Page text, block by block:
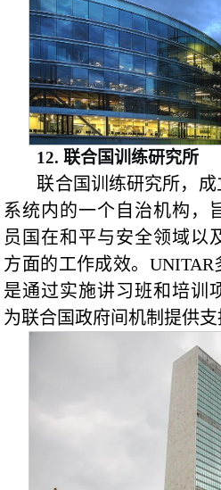
12.联合国训练研究所
联合国训练研究所，成
系统内的一个自治机构，
员国在和平与安全领域以
方面的工作成效。
是通过实施讲习班和培训
为联合国政府间机制提供支